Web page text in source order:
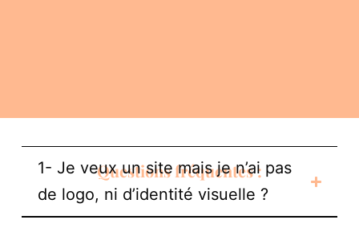
Questions fréquentes :
1- Je veux un site mais je n’ai pas
de logo, ni d’identité visuelle ?